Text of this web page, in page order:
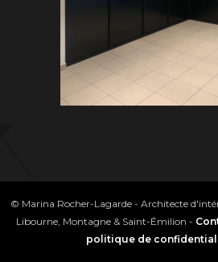
© Marina Rocher-Lagarde - Architecte
Libourne, Montagne & Saint-Émilion -
politique de